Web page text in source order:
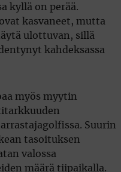
kyllä on perää.
kasvaneet, mutta
ulottuvan, sillä
kahdeksassa
myös myytin
Suurin
tasoituksen
valossa
määrä tiipaikalla.